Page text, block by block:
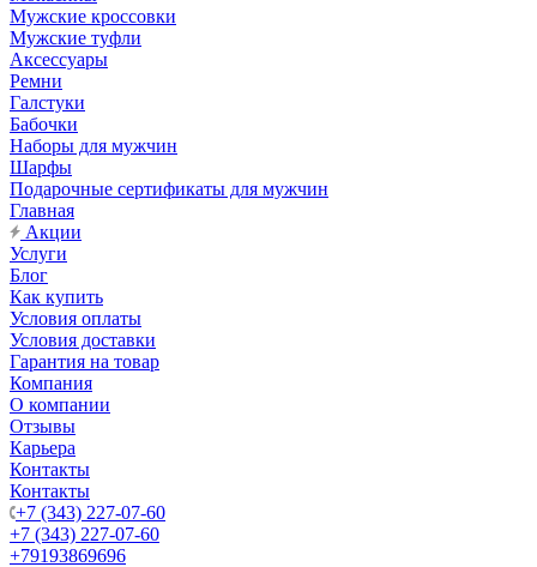
Мужские кроссовки
Мужские туфли
Аксессуары
Ремни
Галстуки
Бабочки
Наборы для мужчин
Шарфы
Подарочные сертификаты для мужчин
Главная
Акции
Услуги
Блог
Как купить
Условия оплаты
Условия доставки
Гарантия на товар
Компания
О компании
Отзывы
Карьера
Контакты
Контакты
+7 (343) 227-07-60
+7 (343) 227-07-60
+79193869696